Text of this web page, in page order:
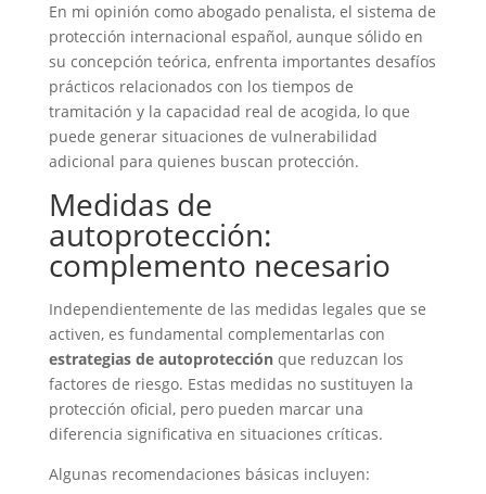
En mi opinión como abogado penalista, el sistema de
protección internacional español, aunque sólido en
su concepción teórica, enfrenta importantes desafíos
prácticos relacionados con los tiempos de
tramitación y la capacidad real de acogida, lo que
puede generar situaciones de vulnerabilidad
adicional para quienes buscan protección.
Medidas de
autoprotección:
complemento necesario
Independientemente de las medidas legales que se
activen, es fundamental complementarlas con
estrategias de autoprotecciónque reduzcan los
factores de riesgo. Estas medidas no sustituyen la
protección oficial, pero pueden marcar una
diferencia significativa en situaciones críticas.
Algunas recomendaciones básicas incluyen: